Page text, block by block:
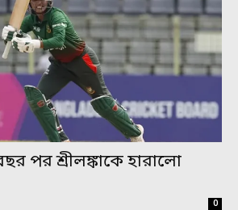
পর শ্রীলঙ্কাকে হারালো
0